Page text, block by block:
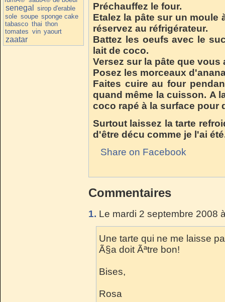
senegal
sirop d'erable
sole soupe sponge cake
tabasco thai thon
tomates vin yaourt
zaatar
Préchauffez le four.
Etalez la pâte sur un moule
réservez au réfrigérateur.
Battez les oeufs avec le
lait de coco.
Versez sur la pâte que vous
Posez les morceaux
Faites cuire au four
quand même la cuisson. A
coco rapé à la surface pour
Surtout laissez la tarte
d'être décu comme je l'ai
Share on Facebook
Commentaires
1. Le mardi 2 septembre 2008
Une tarte qui ne me laisse
Ã§a doit Ãªtre bon!
Bises,
Rosa